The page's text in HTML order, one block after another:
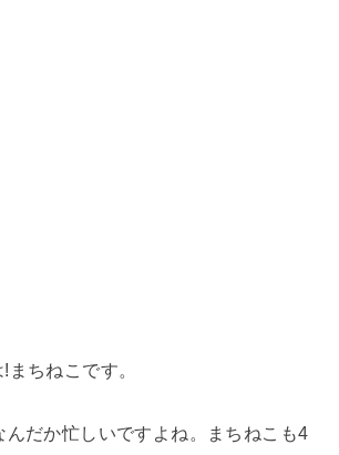
ちねこです。
んだか忙しいですよね。まちねこも4